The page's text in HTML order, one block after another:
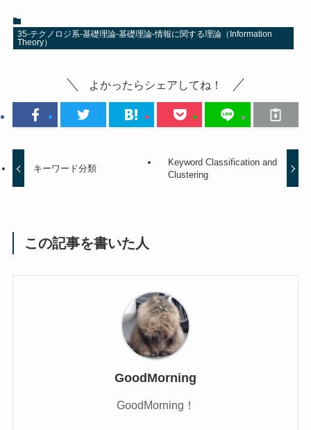
35-テクノロジ系-基礎理論-基礎理論-情報に関する理論（Information
Theory）
よかったらシェアしてね！
キーワード分類
Keyword Classification and
Clustering
この記事を書いた人
GoodMorning
GoodMorning！